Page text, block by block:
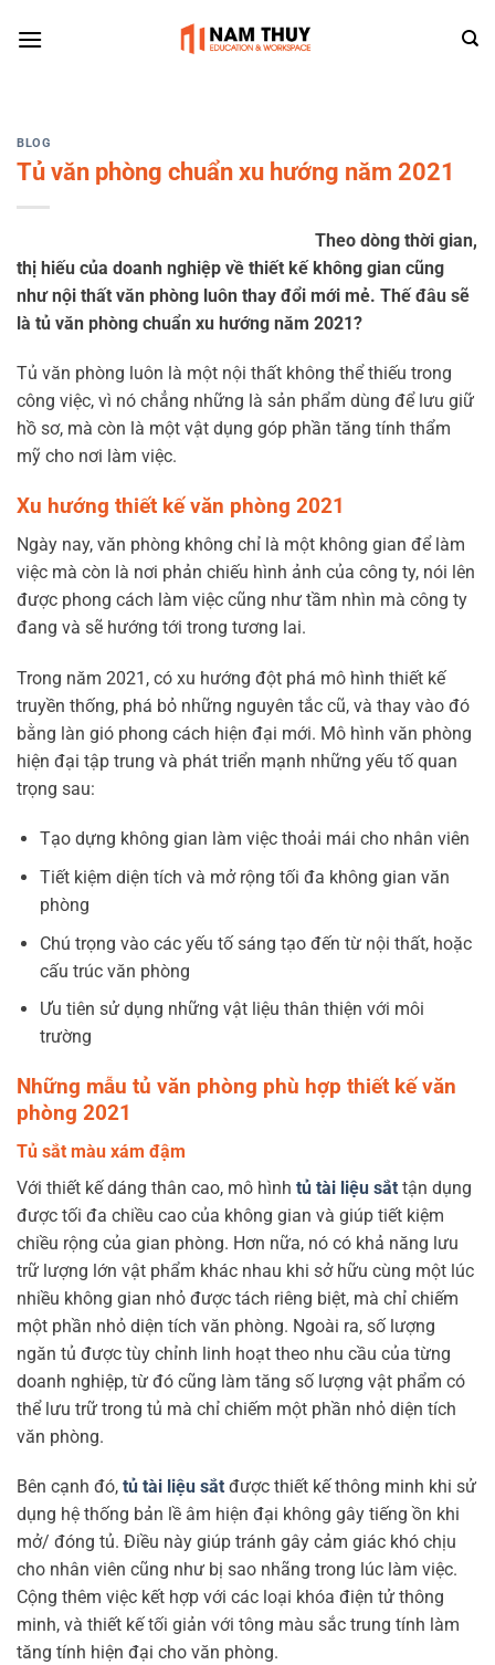
BLOG
Tủ văn phòng chuẩn xu hướng năm 2021
Theo dòng thời gian,
thị hiếu của doanh nghiệp về thiết kế không gian cũng
như nội thất văn phòng luôn thay đổi mới mẻ. Thế đâu sẽ
là tủ văn phòng chuẩn xu hướng năm 2021?
Tủ văn phòng luôn là một nội thất không thể thiếu trong
công việc, vì nó chẳng những là sản phẩm dùng để lưu giữ
hồ sơ, mà còn là một vật dụng góp phần tăng tính thẩm
mỹ cho nơi làm việc.
Xu hướng thiết kế văn phòng 2021
Ngày nay, văn phòng không chỉ là một không gian để làm
việc mà còn là nơi phản chiếu hình ảnh của công ty, nói lên
được phong cách làm việc cũng như tầm nhìn mà công ty
đang và sẽ hướng tới trong tương lai.
Trong năm 2021, có xu hướng đột phá mô hình thiết kế
truyền thống, phá bỏ những nguyên tắc cũ, và thay vào đó
bằng làn gió phong cách hiện đại mới. Mô hình văn phòng
hiện đại tập trung và phát triển mạnh những yếu tố quan
trọng sau:
Tạo dựng không gian làm việc thoải mái cho nhân viên
Tiết kiệm diện tích và mở rộng tối đa không gian văn
phòng
Chú trọng vào các yếu tố sáng tạo đến từ nội thất, hoặc
cấu trúc văn phòng
Ưu tiên sử dụng những vật liệu thân thiện với môi
trường
Những mẫu tủ văn phòng phù hợp thiết kế văn
phòng 2021
Tủ sắt màu xám đậm
Với thiết kế dáng thân cao, mô hình tủ tài liệu sắt tận dụng
được tối đa chiều cao của không gian và giúp tiết kiệm
chiều rộng của gian phòng. Hơn nữa, nó có khả năng lưu
trữ lượng lớn vật phẩm khác nhau khi sở hữu cùng một lúc
nhiều không gian nhỏ được tách riêng biệt, mà chỉ chiếm
một phần nhỏ diện tích văn phòng. Ngoài ra, số lượng
ngăn tủ được tùy chỉnh linh hoạt theo nhu cầu của từng
doanh nghiệp, từ đó cũng làm tăng số lượng vật phẩm có
thể lưu trữ trong tủ mà chỉ chiếm một phần nhỏ diện tích
văn phòng.
Bên cạnh đó, tủ tài liệu sắt được thiết kế thông minh khi sử
dụng hệ thống bản lề âm hiện đại không gây tiếng ồn khi
mở/ đóng tủ. Điều này giúp tránh gây cảm giác khó chịu
cho nhân viên cũng như bị sao nhãng trong lúc làm việc.
Cộng thêm việc kết hợp với các loại khóa điện tử thông
minh, và thiết kế tối giản với tông màu sắc trung tính làm
tăng tính hiện đại cho văn phòng.